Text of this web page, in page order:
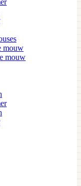
mouw
mouw